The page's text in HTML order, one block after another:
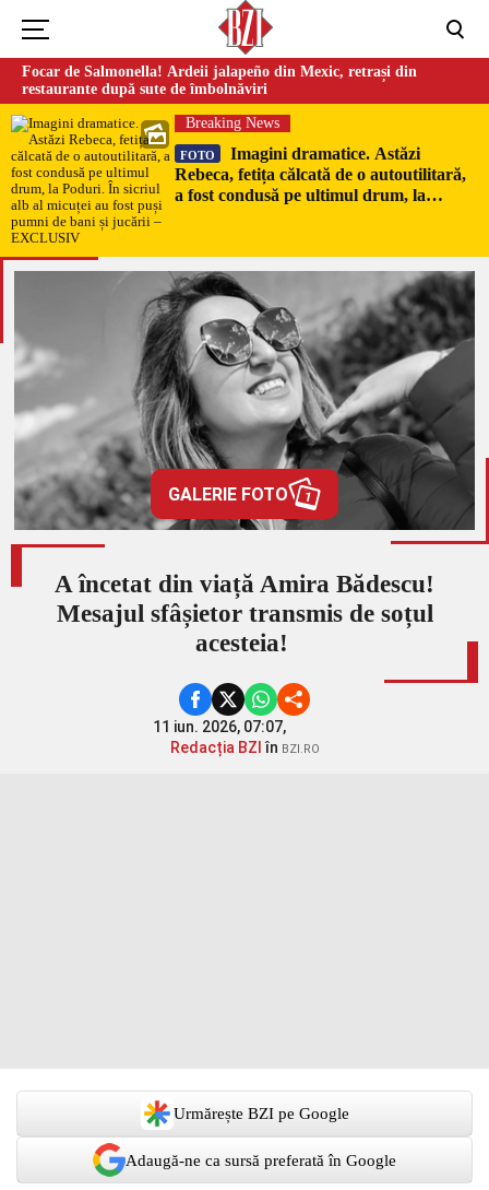
Focar de Salmonella! Ardeii jalapeño din Mexic, retrași din
restaurante după sute de îmbolnăviri
Breaking News
FOTO
Imagini dramatice. Astăzi
Rebeca, fetița călcată de o autoutilitară,
a fost condusă pe ultimul drum, la
EXCLUSIV
GALERIE FOTO 1
A încetat din viață Amira Bădescu!
Mesajul sfâșietor transmis de soțul
acesteia!
11 iun. 2026, 07:07,
Redacția BZI în BZI.RO
Urmărește BZI pe Google
Adaugă-ne ca sursă preferată în Google